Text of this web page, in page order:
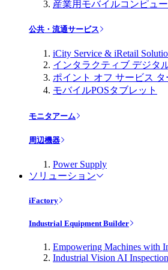
産業用モバイルコンピュ
公共・流通サービス
iCity Service & iRetail
インタラクティブ デジタ
ポイント オフ サービス
モバイルPOSタブレット
モニタアーム
周辺機器
Power Supply
ソリューション
iFactory
Industrial Equipment Builder
Empowering Machines with
Industrial Vision AI